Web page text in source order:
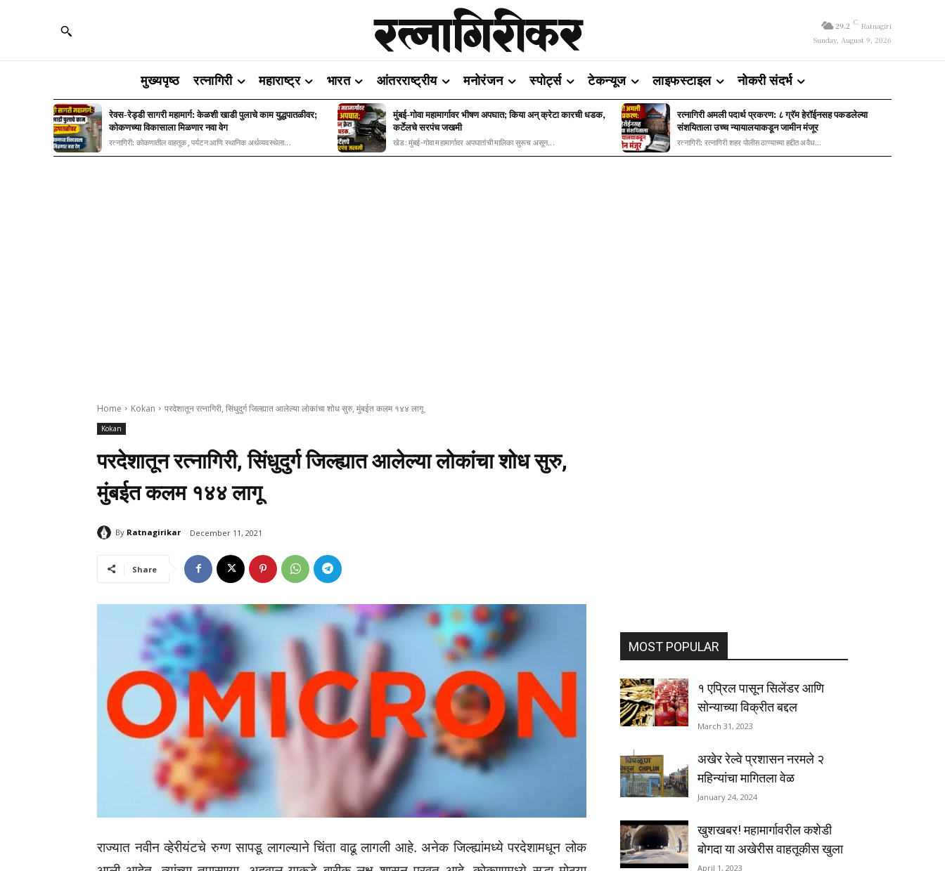
29.2 C Ratnagiri
Sunday, August 9, 2026
मुख्यपृष्ठ रत्नागिरी महाराष्ट्र भारत आंतरराष्ट्रीय मनोरंजन स्पोर्ट्स टेकन्यूज लाइफस्टाइल नोकरी संदर्भ
रेवस-रेड्डी सागरी महामार्ग: केळशी खाडी पुलाचे काम युद्धपातळीवर;
कोकणच्या विकासाला मिळणार नवा वेग
रत्नागिरी: कोकणातील वाहतूक, पर्यटन आणि स्थानिक अर्थव्यवस्थेला...
मुंबई-गोवा महामार्गावर भीषण अपघात; किया अन् क्रेटा कारची धडक,
कर्टेलचे सरपंच जखमी
खेड: मुंबई-गोवा महामार्गावर अपघातांची मालिका सुरूच असून...
रत्नागिरी अमली पदार्थ प्रकरण: ८ ग्रॅम हेरॉईनसह पकडलेल्या
संशयिताला उच्च न्यायालयाकडून जामीन मंजूर
रत्नागिरी: रत्नागिरी शहर पोलीस ठाण्याच्या हद्दीत अवैध...
Home Kokan परदेशातून रत्नागिरी, सिंधुदुर्ग जिल्ह्यात आलेल्या लोकांचा शोध सुरु, मुंबईत कलम १४४ लागू
Kokan
परदेशातून रत्नागिरी, सिंधुदुर्ग जिल्ह्यात आलेल्या लोकांचा शोध सुरु,
मुंबईत कलम १४४ लागू
By Ratnagirikar December 11, 2021
Share
राज्यात नवीन व्हेरीयंटचे रुग्ण सापडू लागल्याने चिंता वाढू लागली आहे. अनेक जिल्ह्यांमध्ये परदेशामधून लोक
MOST POPULAR
१ एप्रिल पासून सिलेंडर आणि
सोन्याच्या विक्रीत बद्दल
March 31, 2023
अखेर रेल्वे प्रशासन नरमले २
महिन्यांचा मागितला वेळ
January 24, 2024
खुशखबर! महामार्गावरील कशेडी
बोगदा या अखेरीस वाहतूकीस खुला
April 1, 2023